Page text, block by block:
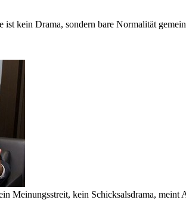
kein Drama, sondern bare Normalität
Meinungsstreit, kein Schicksalsdrama,